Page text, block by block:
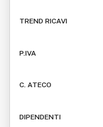
TREND RICAVI
P.IVA
C. ATECO
DIPENDENTI